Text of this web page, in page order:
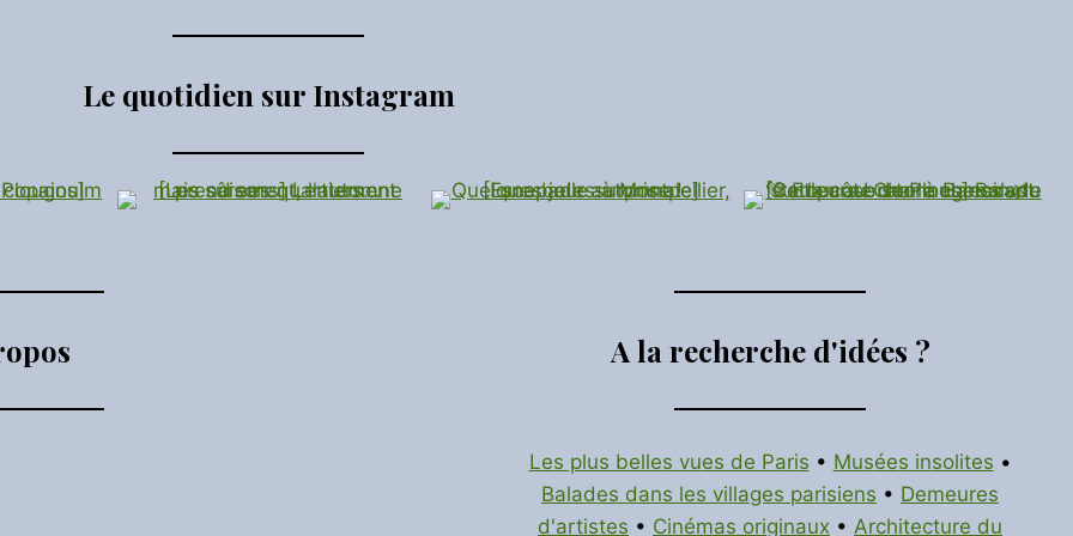
Le quotidien sur Instagram
A la recherche d'idées ?
Les plus belles vues de Paris • Musées insolites •
Balades dans les villages parisiens • Demeures
d'artistes • Cinémas originaux • Architecture du